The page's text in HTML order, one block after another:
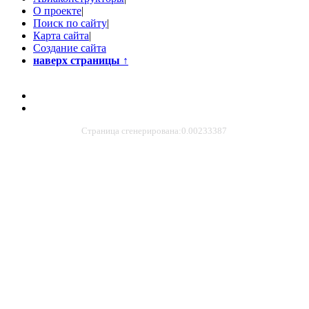
О проекте|
Поиск по сайту|
Карта сайта|
Создание сайта
наверх страницы ↑
Страница сгенерирована:0.00233387